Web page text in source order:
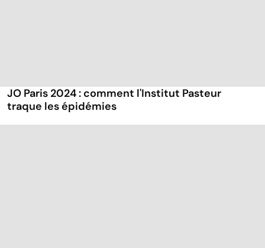
JO Paris 2024 : comment l'Institut Pasteur
traque les épidémies